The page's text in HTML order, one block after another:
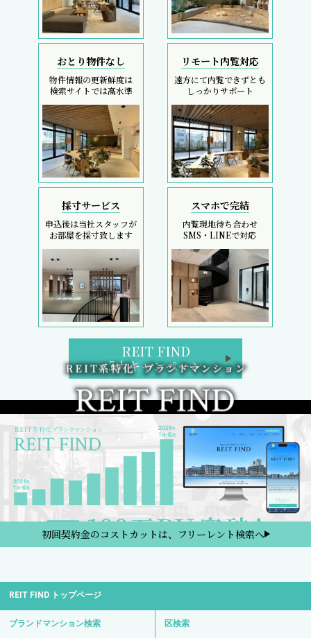
おとり物件なし
物件情報の更新鮮度は
検索サイトでは高水準
リモート内覧対応
遠方にて内覧できずとも
しっかりサポート
採寸サービス
申込後は当社スタッフが
お部屋を採寸致します
スマホで完結
内覧現地待ち合わせ
SMS・LINEで対応
REIT FIND
5大キャンペーン
初回契約金のコストカットは、フリーレント検索へ
REIT FIND トップページ
ブランドマンション検索 区検索